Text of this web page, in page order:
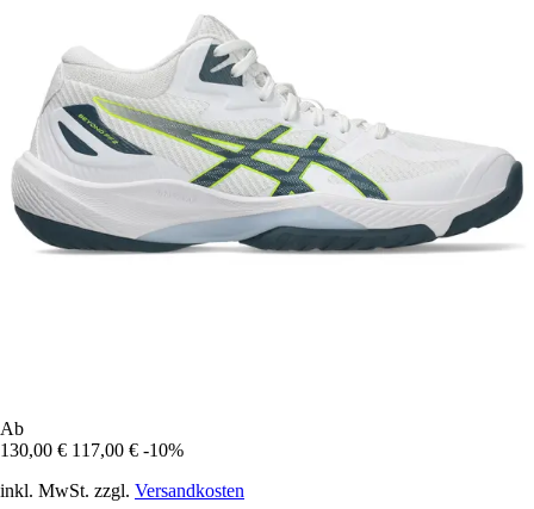
Ab
130,00 € 117,00 € -10%
inkl. MwSt. zzgl. Versandkosten